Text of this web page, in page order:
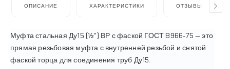
ОПИСАНИЕ ХАРАКТЕРИСТИКИ ОТЗЫВЫ
Муфта стальная Ду15 (½″) ВР с фаской ГОСТ 8966-75 — это
прямая резьбовая муфта с внутренней резьбой и снятой
фаской торца для соединения труб Ду15.